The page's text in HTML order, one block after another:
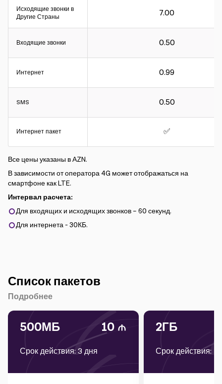
Интервал расчета:
Интервал расчета:
Для входящих и исходящих звонков – 60 секунд.
Исходящие звонки в
Другие Страны
Входящие звонки
Интернет
SMS
Интернет пакет
7.00
0.50
0.99
0.50
✅
Все цены указаны в АZN.
В зависимости от оператора 4G может отображаться на
смартфоне как LTE.
Интервал расчета:
Для входящих и исходящих звонков – 60 секунд.
Для интернета - 30КБ.
Список пакетов
Подробнее
500МБ 10
Срок действия: 3 дня
2ГБ
Срок действия: